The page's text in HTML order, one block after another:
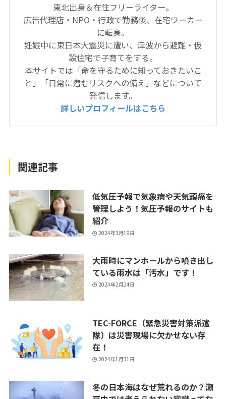
東北出身＆在住フリーライター。
広告代理店・NPO・行政で勤務後、在宅ワーカー
に転身。
妊娠中に東日本大震災に遭い、津波から避難・仮
設住宅で子育てをする。
本サイトでは「命を守るために知っておきたいこ
と」「日常に潜むリスクへの備え」などについて
発信します。
詳しいプロフィールはこちら
関連記事
低気圧予報で気象病や天気頭痛を
管理しよう！気圧予報のサイトも
紹介
2024年3月19日
大雨時にマンホールから噴き出し
ている雨水は「汚水」です！
2024年2月24日
TEC-FORCE（緊急災害対策派遣
隊）は災害現場に欠かせない存
在！
2024年1月31日
冬の日本海はなぜ荒れるのか？瀬